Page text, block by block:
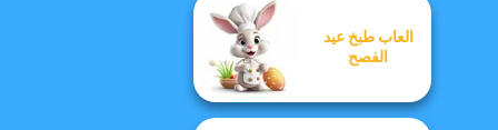
العاب طبخ عيد
الفصح